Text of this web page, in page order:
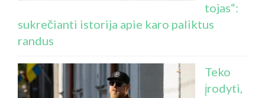
tojas“:
sukrečianti istorija apie karo paliktus
randus
Teko
įrodyti,